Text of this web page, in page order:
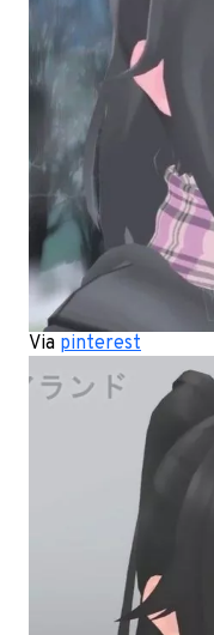
Via pinterest